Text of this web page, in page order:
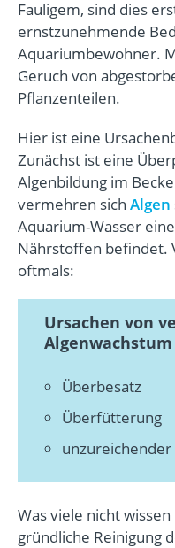
Fauligem, sind dies
ernstzunehmende
Aquariumbewohner.
Geruch von
Pflanzenteilen.
Hier ist eine
Zunächst ist eine
Algenbildung im
vermehren sich Algen
Aquarium-Wasser
Nährstoffen befindet.
oftmals:
Ursachen von
Algenwachstum
Überbesatz
Überfütterung
unzureichender
Was viele nicht
gründliche Reinigung